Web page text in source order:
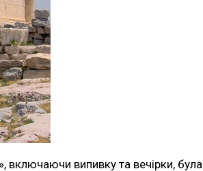
включаючи випивку та вечірки,